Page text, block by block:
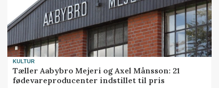
KULTUR
Tæller Aabybro Mejeri og Axel Månsson: 21
fødevareproducenter indstillet til pris